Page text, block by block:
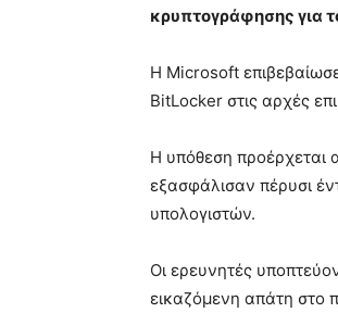
κρυπτογράφησης για
Η Microsoft
BitLocker στις αρχές
Η υπόθεση προέρχεται
εξασφάλισαν πέρυσι
υπολογιστών.
Οι ερευνητές
εικαζόμενη απάτη στο